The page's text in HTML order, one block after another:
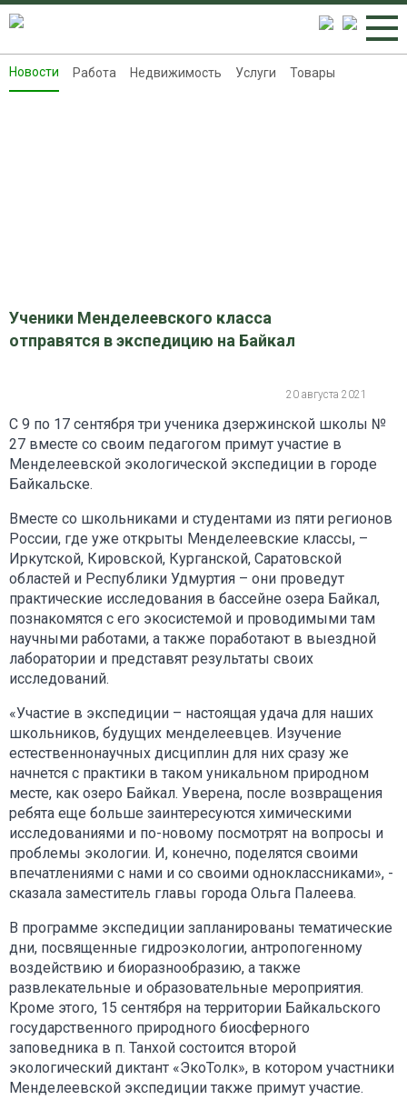
Новости
Новости Работа Недвижимость Услуги Товары
Ученики Менделеевского класса
отправятся в экспедицию на Байкал
20 августа 2021
С 9 по 17 сентября три ученика дзержинской школы №
27 вместе со своим педагогом примут участие в
Менделеевской экологической экспедиции в городе
Байкальске.
Вместе со школьниками и студентами из пяти регионов
России, где уже открыты Менделеевские классы, –
Иркутской, Кировской, Курганской, Саратовской
областей и Республики Удмуртия – они проведут
практические исследования в бассейне озера Байкал,
познакомятся с его экосистемой и проводимыми там
научными работами, а также поработают в выездной
лаборатории и представят результаты своих
исследований.
«Участие в экспедиции – настоящая удача для наших
школьников, будущих менделеевцев. Изучение
естественнонаучных дисциплин для них сразу же
начнется с практики в таком уникальном природном
месте, как озеро Байкал. Уверена, после возвращения
ребята еще больше заинтересуются химическими
исследованиями и по-новому посмотрят на вопросы и
проблемы экологии. И, конечно, поделятся своими
впечатлениями с нами и со своими одноклассниками», -
сказала заместитель главы города Ольга Палеева.
В программе экспедиции запланированы тематические
дни, посвященные гидроэкологии, антропогенному
воздействию и биоразнообразию, а также
развлекательные и образовательные мероприятия.
Кроме этого, 15 сентября на территории Байкальского
государственного природного биосферного
заповедника в п. Танхой состоится второй
экологический диктант «ЭкоТолк», в котором участники
Менделеевской экспедиции также примут участие.